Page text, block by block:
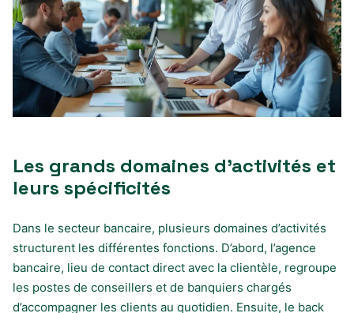
Les grands domaines d’activités et
leurs spécificités
Dans le secteur bancaire, plusieurs domaines d’activités
structurent les différentes fonctions. D’abord, l’agence
bancaire, lieu de contact direct avec la clientèle, regroupe
les postes de conseillers et de banquiers chargés
d’accompagner les clients au quotidien. Ensuite, le back